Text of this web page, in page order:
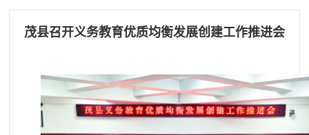
茂县召开义务教育优质均衡发展创建工作推进会